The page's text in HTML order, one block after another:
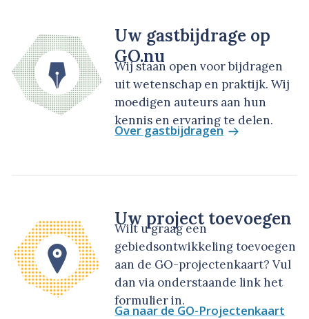
Uw gastbijdrage op
GO.nu
Wij staan open voor bijdragen
uit wetenschap en praktijk. Wij
moedigen auteurs aan hun
kennis en ervaring te delen.
Over gastbijdragen
Uw project toevoegen
Wilt u graag een
gebiedsontwikkeling toevoegen
aan de GO-projectenkaart? Vul
dan via onderstaande link het
formulier in.
Ga naar de GO-Projectenkaart